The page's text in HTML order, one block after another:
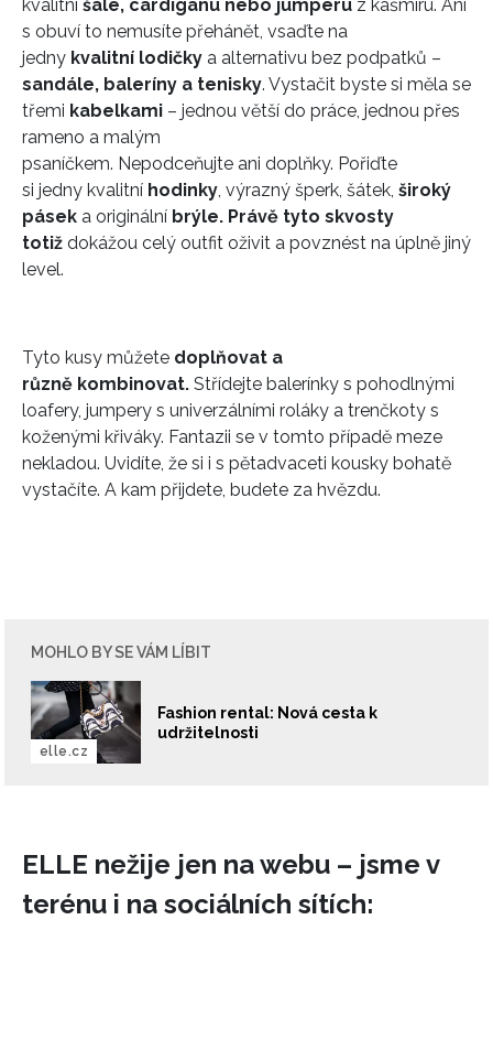
REDAKCE
kvalitní šále, cardiganu nebo jumperu z kašmíru. Ani
s obuví to nemusíte přehánět, vsaďte na
jedny kvalitní lodičky a alternativu bez podpatků –
sandále, baleríny a tenisky. Vystačit byste si měla se
třemi kabelkami – jednou větší do práce, jednou přes
rameno a malým
psaníčkem. Nepodceňujte ani doplňky. Pořiďte
si jedny kvalitní hodinky, výrazný šperk, šátek, široký
pásek a originální brýle. Právě tyto skvosty
totiž dokážou celý outfit oživit a povznést na úplně jiný
level.
Tyto kusy můžete doplňovat a
různě kombinovat. Střídejte balerínky s pohodlnými
loafery, jumpery s univerzálními roláky a trenčkoty s
koženými křiváky. Fantazii se v tomto případě meze
nekladou. Uvidíte, že si i s pětadvaceti kousky bohatě
vystačíte. A kam přijdete, budete za hvězdu.
MOHLO BY SE VÁM LÍBIT
Fashion rental: Nová cesta k
udržitelnosti
elle.cz
ELLE nežije jen na webu – jsme v
terénu i na sociálních sítích: